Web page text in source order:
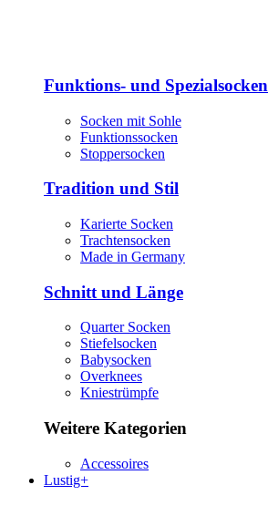
Funktions- und Spezialsocken
Socken mit Sohle
Funktionssocken
Stoppersocken
Tradition und Stil
Karierte Socken
Trachtensocken
Made in Germany
Schnitt und Länge
Quarter Socken
Stiefelsocken
Babysocken
Overknees
Kniestrümpfe
Weitere Kategorien
Accessoires
Lustig+